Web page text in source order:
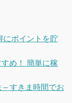
にポイントを貯
め！ 簡単に稼
– すきま時間でお